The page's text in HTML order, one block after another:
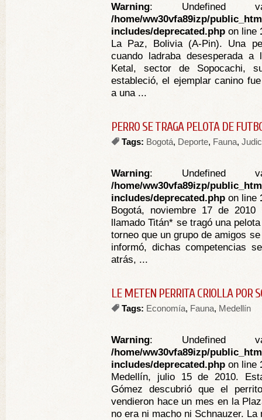
Warning: Undefined
/home/ww30vfa89izp/
includes/deprecated.php on line
La Paz, Bolivia (A-Pin). Una
cuando ladraba desesperada a
Ketal, sector de Sopocachi,
estableció, el ejemplar canino
a una ...
PERRO SE TRAGA PELOTA DE
Tags: Bogotá, Deporte, Fauna,
Warning: Undefined
/home/ww30vfa89izp/
includes/deprecated.php on line
Bogotá, noviembre 17 de
llamado Titán* se tragó una
torneo que un grupo de amigos
informó, dichas competencias
atrás, ...
LE METEN PERRITA CRIOLLA POR
Tags: Economía, Fauna, Medellín
Warning: Undefined
/home/ww30vfa89izp/
includes/deprecated.php on line
Medellín, julio 15 de 2010.
Gómez descubrió que el
vendieron hace un mes en la
no era ni macho ni Schnauzer. La